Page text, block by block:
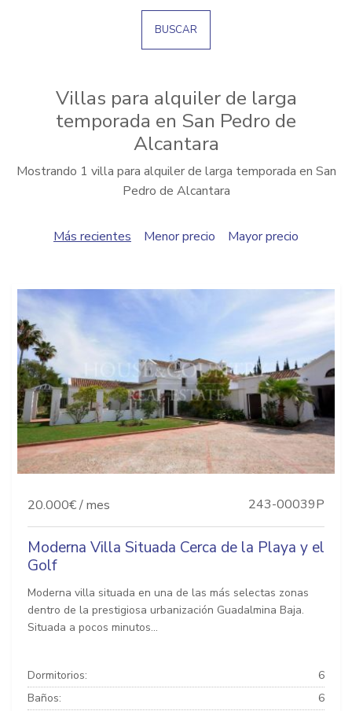
BUSCAR
Villas para alquiler de larga
temporada en San Pedro de
Alcantara
Mostrando 1 villa para alquiler de larga temporada en San
Pedro de Alcantara
Más recientes Menor precio Mayor precio
20.000€ / mes 243-00039P
Moderna Villa Situada Cerca de la Playa y el
Golf
Moderna villa situada en una de las más selectas zonas
dentro de la prestigiosa urbanización Guadalmina Baja.
Situada a pocos minutos...
Dormitorios:
6
Baños:
6